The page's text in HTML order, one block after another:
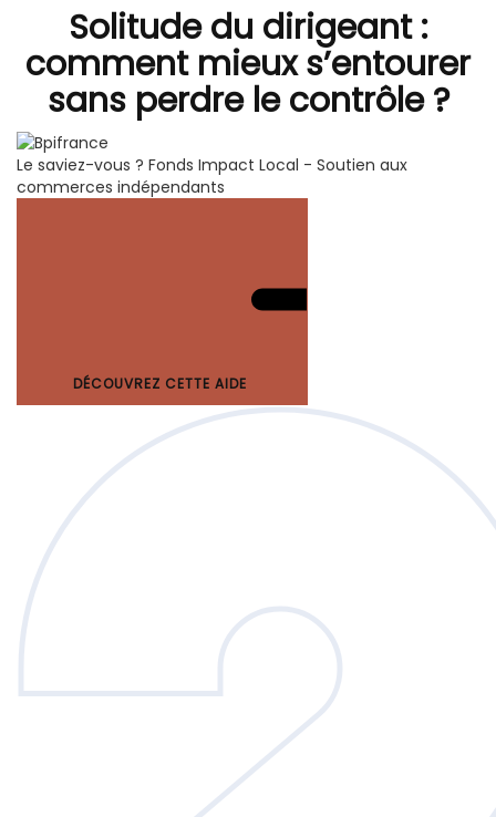
Solitude du dirigeant :
comment mieux s’entourer
sans perdre le contrôle ?
Le saviez-vous ? Fonds Impact Local - Soutien aux
commerces indépendants
DÉCOUVREZ CETTE AIDE